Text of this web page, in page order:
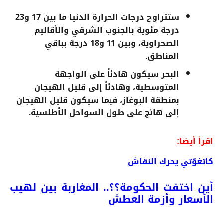
ستتراوح درجات الحرارة الدنيا ما بين 17 و23
درجة مئوية بالجنوب الشرقي والأقاليم
الصحراوية، وبين 11 و18 درجة بباقي
المناطق.
البحر سيكون هادئاً على الواجهة
المتوسطية، وهادئاً إلى قليل الهيجان
بمنطقة البوغاز، فيما سيكون قليل الهيجان
إلى هائج على طول السواحل الأطلسية.
اقرأ أيضا:
كاتغوّتي يحرك النقاش
أين اختفت الحكومة؟؟.. المغاربة بين لهيب
الأسعار وأزمة العطش